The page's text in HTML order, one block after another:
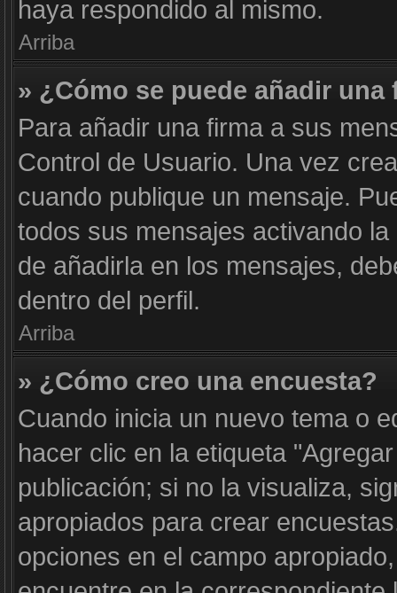
haya respondido al mismo.
Arriba
» ¿Cómo se puede añadir una
Para añadir una firma a sus
Control de Usuario. Una vez
cuando publique un mensaje.
todos sus mensajes activando
de añadirla en los mensajes,
dentro del perfil.
Arriba
» ¿Cómo creo una encuesta?
Cuando inicia un nuevo tema o
hacer clic en la etiqueta
publicación; si no la visualiza,
apropiados para crear
opciones en el campo